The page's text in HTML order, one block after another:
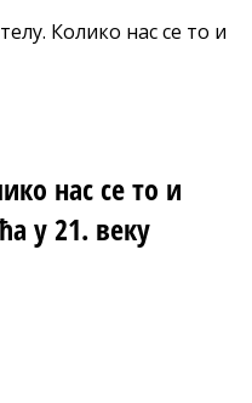
Колико нас се то и
нас се то и
у 21. веку